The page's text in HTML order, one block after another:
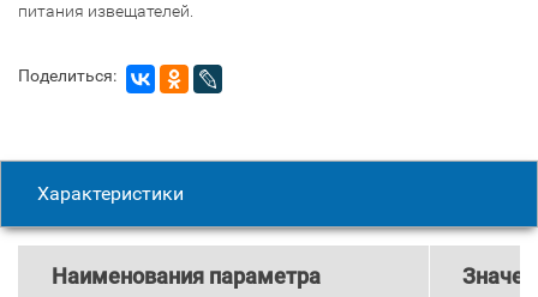
питания извещателей.
Поделиться:
Характеристики
Наименования параметра